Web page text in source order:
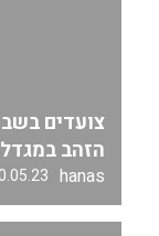
צועדים
הזהב
hanas